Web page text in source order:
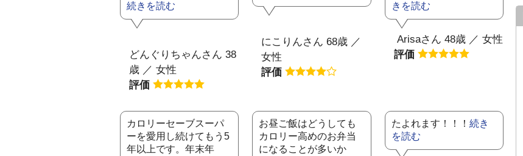
続きを読む
どんぐりちゃんさん 38
歳 ／ 女性
評価
にこりんさん 68歳 ／
女性
評価
きを読む
Arisaさん 48歳 ／ 女性
評価
カロリーセーブスーパ
ーを愛用し続けてもう5
年以上です。年末年
お昼ご飯はどうしても
カロリー高めのお弁当
になることが多いか
たよれます！！！ 続き
を読む